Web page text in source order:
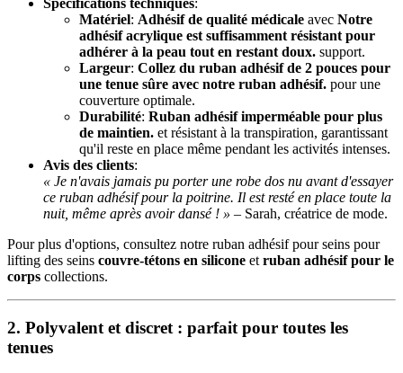
Spécifications techniques:
Matériel: Adhésif de qualité médicale avec Notre
adhésif acrylique est suffisamment résistant pour
adhérer à la peau tout en restant doux. support.
Largeur: Collez du ruban adhésif de 2 pouces pour
une tenue sûre avec notre ruban adhésif. pour une
couverture optimale.
Durabilité: Ruban adhésif imperméable pour plus
de maintien. et résistant à la transpiration, garantissant
qu'il reste en place même pendant les activités intenses.
Avis des clients:
« Je n'avais jamais pu porter une robe dos nu avant d'essayer
ce ruban adhésif pour la poitrine. Il est resté en place toute la
nuit, même après avoir dansé ! » – Sarah, créatrice de mode.
Pour plus d'options, consultez notre ruban adhésif pour seins pour
lifting des seins couvre-tétons en silicone et ruban adhésif pour le
corps collections.
2. Polyvalent et discret : parfait pour toutes les
tenues